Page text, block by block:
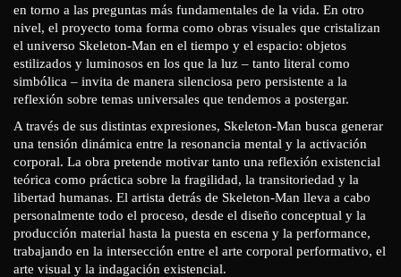
en torno a las preguntas más fundamentales de la vida. En otro
nivel, el proyecto toma forma como obras visuales que cristalizan
el universo Skeleton-Man en el tiempo y el espacio: objetos
estilizados y luminosos en los que la luz – tanto literal como
simbólica – invita de manera silenciosa pero persistente a la
reflexión sobre temas universales que tendemos a postergar.
A través de sus distintas expresiones, Skeleton-Man busca generar
una tensión dinámica entre la resonancia mental y la activación
corporal. La obra pretende motivar tanto una reflexión existencial
teórica como práctica sobre la fragilidad, la transitoriedad y la
libertad humanas. El artista detrás de Skeleton-Man lleva a cabo
personalmente todo el proceso, desde el diseño conceptual y la
producción material hasta la puesta en escena y la performance,
trabajando en la intersección entre el arte corporal performativo, el
arte visual y la indagación existencial.